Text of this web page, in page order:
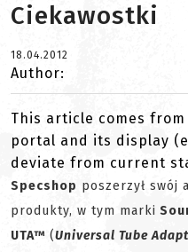
Ciekawostki
18.04.2012
Author:
This article comes
portal and its display
deviate from current
Specshop poszerzył swój
produkty, w tym marki
UTA™ (Universal Tube